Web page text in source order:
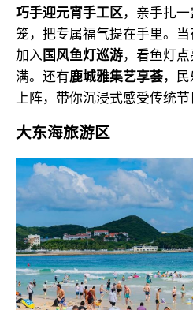
巧手迎元宵手工区 ，亲手扎
笼，把专属福气提在手里。当
加入 国风鱼灯巡游，看鱼灯
满。还有鹿城雅集艺享荟，
上阵，带你沉浸式感受传统节
大东海旅游区